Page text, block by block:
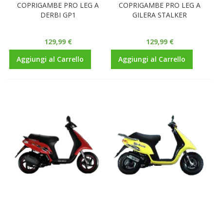
COPRIGAMBE PRO LEG A
DERBI GP1
129,99 €
Aggiungi al Carrello
COPRIGAMBE PRO LEG A
GILERA STALKER
129,99 €
Aggiungi al Carrello